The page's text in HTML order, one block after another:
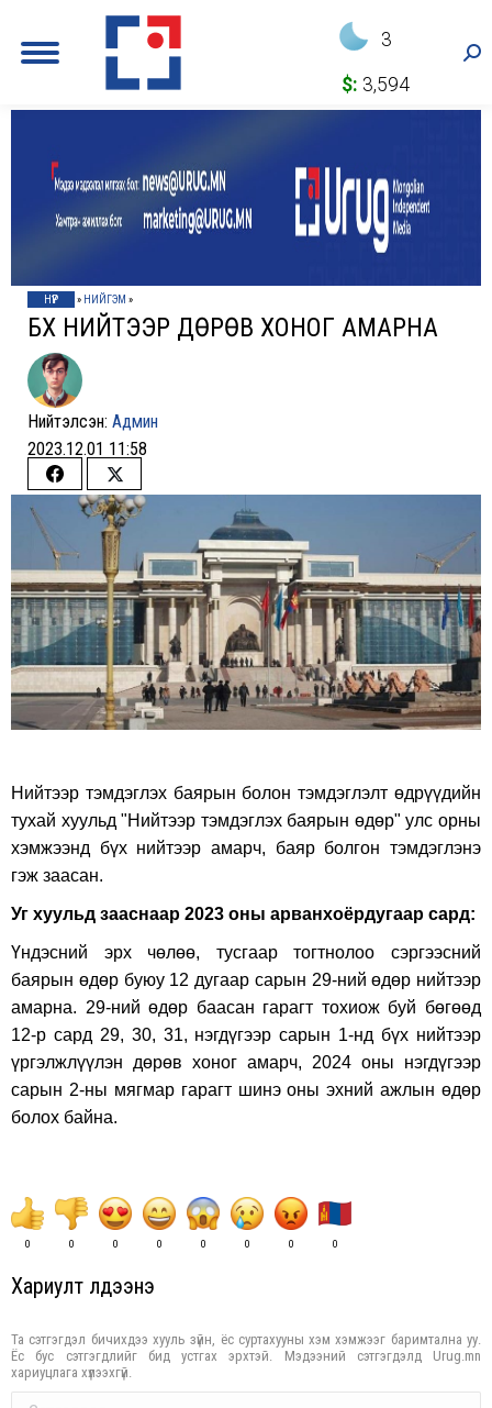
3
$: 3,594
НҮҮР » НИЙГЭМ »
БҮХ НИЙТЭЭР ДӨРӨВ ХОНОГ АМАРНА
Нийтэлсэн: Админ
2023.12.01 11:58
Share
Facebook
Share
on
Twitter
Нийтээр тэмдэглэх баярын болон тэмдэглэлт өдрүүдийн
тухай хуульд "Нийтээр тэмдэглэх баярын өдөр" улс орны
хэмжээнд бүх нийтээр амарч, баяр болгон тэмдэглэнэ
гэж заасан.
Уг хуульд зааснаар 2023 оны арванхоёрдугаар сард:
Үндэсний эрх чөлөө, тусгаар тогтнолоо сэргээсний
баярын өдөр буюу 12 дугаар сарын 29-ний өдөр нийтээр
амарна. 29-ний өдөр баасан гарагт тохиож буй бөгөөд
12-р сард 29, 30, 31, нэгдүгээр сарын 1-нд бүх нийтээр
үргэлжлүүлэн дөрөв хоног амарч, 2024 оны нэгдүгээр
сарын 2-ны мягмар гарагт шинэ оны эхний ажлын өдөр
болох байна.
0 0 0 0 0 0 0 0
Хариулт үлдээнэ үү
Та сэтгэгдэл бичихдээ хууль зүйн, ёс суртахууны хэм хэмжээг баримтална уу.
Ёс бус сэтгэгдлийг бид устгах эрхтэй. Мэдээний сэтгэгдэлд Urug.mn
хариуцлага хүлээхгүй.